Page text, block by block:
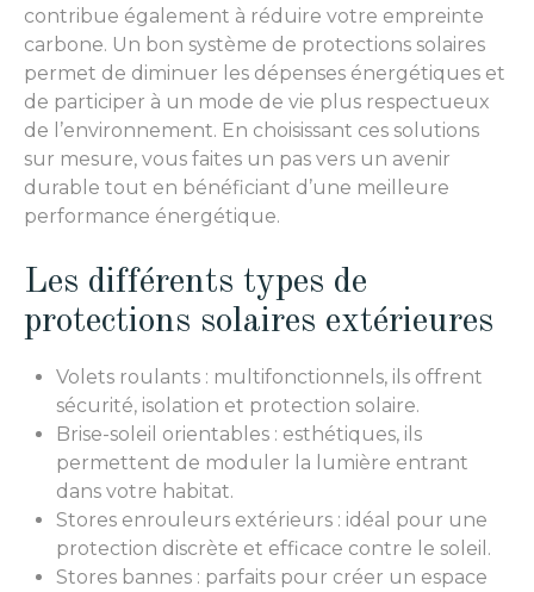
contribue également à réduire votre empreinte
carbone. Un bon système de protections solaires
permet de diminuer les dépenses énergétiques et
de participer à un mode de vie plus respectueux
de l’environnement. En choisissant ces solutions
sur mesure, vous faites un pas vers un avenir
durable tout en bénéficiant d’une meilleure
performance énergétique.
Les différents types de
protections solaires extérieures
Volets roulants : multifonctionnels, ils offrent
sécurité, isolation et protection solaire.
Brise-soleil orientables : esthétiques, ils
permettent de moduler la lumière entrant
dans votre habitat.
Stores enrouleurs extérieurs : idéal pour une
protection discrète et efficace contre le soleil.
Stores bannes : parfaits pour créer un espace